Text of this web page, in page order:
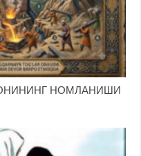
НОМЛАНИШИ